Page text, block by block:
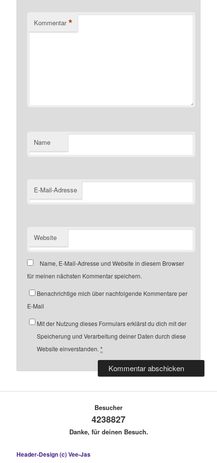
Kommentar *
Name
E-Mail-Adresse
Website
Name, E-Mail-Adresse und Website in diesem Browser
für meinen nächsten Kommentar speichern.
Benachrichtige mich über nachfolgende Kommentare per
E-Mail
Mit der Nutzung dieses Formulars erklärst du dich mit der
Speicherung und Verarbeitung deiner Daten durch diese
Website einverstanden.*
Besucher
4238827
Danke, für deinen Besuch.
Header-Design (c) Vee-Jas